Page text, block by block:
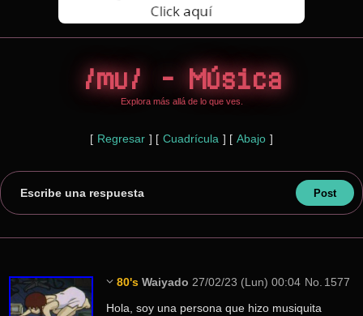
/mu/ - Música
Explora más allá de lo que ves.
[ Regresar ] [ Cuadrícula ] [ Abajo ]
Escribe una respuesta
80's Waiyado 27/02/23 (Lun) 00:04 No. 1577
Hola, soy una persona que hizo musiquita